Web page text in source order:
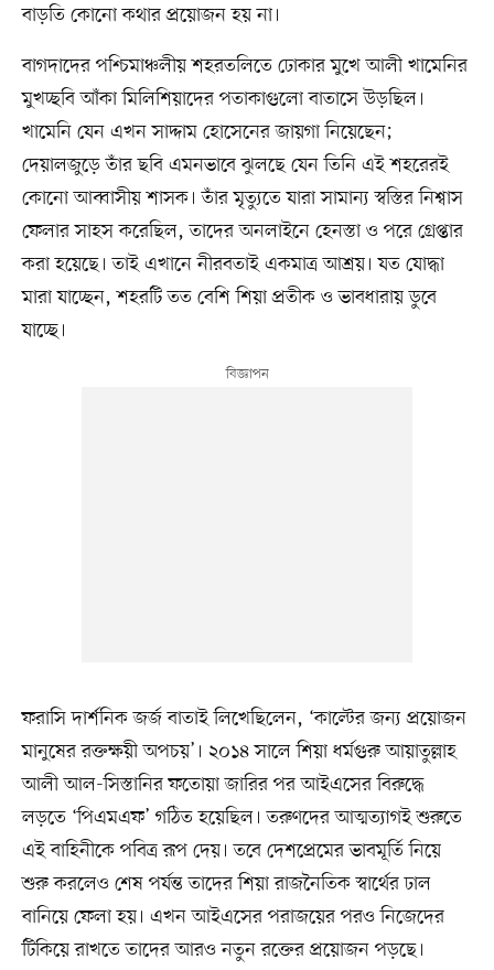
বাড়তি কোনো কথার প্রয়োজন হয় না।
বাগদাদের পশ্চিমাঞ্চলীয় শহরতলিতে ঢোকার মুখে আলী খামেনির
মুখচ্ছবি আঁকা মিলিশিয়াদের পতাকাগুলো বাতাসে উড়ছিল।
খামেনি যেন এখন সাদ্দাম হোসেনের জায়গা নিয়েছেন;
দেয়ালজুড়ে তাঁর ছবি এমনভাবে ঝুলছে যেন তিনি এই শহরেরই
কোনো আব্বাসীয় শাসক। তাঁর মৃত্যুতে যারা সামান্য স্বস্তির নিশ্বাস
ফেলার সাহস করেছিল, তাদের অনলাইনে হেনস্তা ও পরে গ্রেপ্তার
করা হয়েছে। তাই এখানে নীরবতাই একমাত্র আশ্রয়। যত যোদ্ধা
মারা যাচ্ছেন, শহরটি তত বেশি শিয়া প্রতীক ও ভাবধারায় ডুবে
যাচ্ছে।
ফরাসি দার্শনিক জর্জ বাতাই লিখেছিলেন, ‘কাল্টের জন্য প্রয়োজন
মানুষের রক্তক্ষয়ী অপচয়’। ২০১৪ সালে শিয়া ধর্মগুরু আয়াতুল্লাহ
আলী আল-সিস্তানির ফতোয়া জারির পর আইএসের বিরুদ্ধে
লড়তে ‘পিএমএফ’ গঠিত হয়েছিল। তরুণদের আত্মত্যাগই শুরুতে
এই বাহিনীকে পবিত্র রূপ দেয়। তবে দেশপ্রেমের ভাবমূর্তি নিয়ে
শুরু করলেও শেষ পর্যন্ত তাদের শিয়া রাজনৈতিক স্বার্থের ঢাল
বানিয়ে ফেলা হয়। এখন আইএসের পরাজয়ের পরও নিজেদের
টিকিয়ে রাখতে তাদের আরও নতুন রক্তের প্রয়োজন পড়ছে।